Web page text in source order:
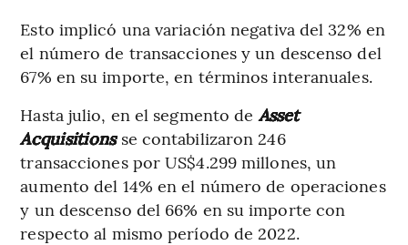
Esto implicó una variación negativa del 32% en
el número de transacciones y un descenso del
67% en su importe, en términos interanuales.
Hasta julio, en el segmento de Asset
Acquisitionsse contabilizaron 246
transacciones por US$4.299 millones, un
aumento del 14% en el número de operaciones
y un descenso del 66% en su importe con
respecto al mismo período de 2022.